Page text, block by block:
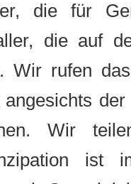
die für
aller, die
Wir rufen
angesichts
Wir